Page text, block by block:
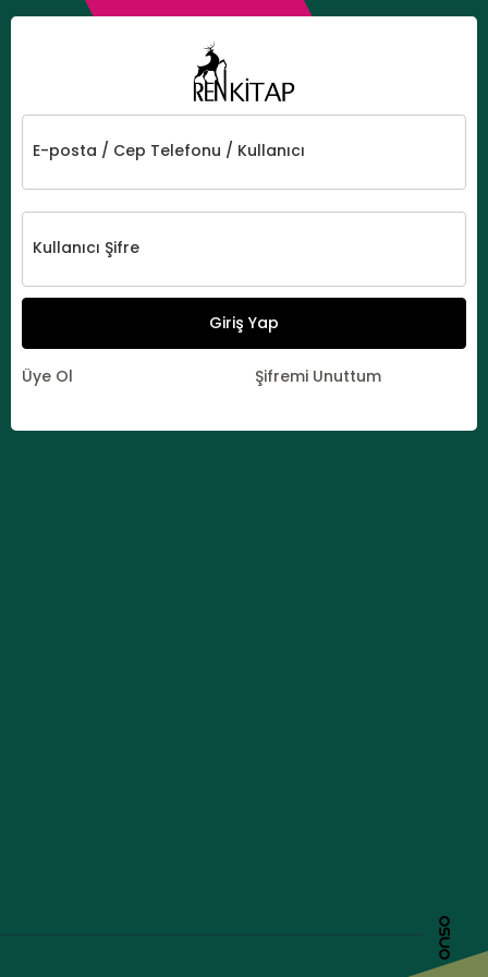
E-posta / Cep Telefonu / Kullanıcı
Kullanıcı Şifre
Giriş Yap
Üye Ol Şifremi Unuttum